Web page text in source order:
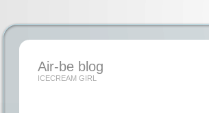
Air-be blog
ICECREAM GIRL